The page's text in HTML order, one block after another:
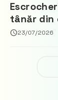
tânăr din
închisoare
23/07/2026